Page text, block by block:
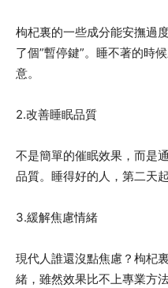
枸杞裏的一些成分能安撫過
了個”暫停鍵”。睡不著的時
意。
2.改善睡眠品質
不是簡單的催眠效果，而是
品質。睡得好的人，第二天
3.緩解焦慮情緒
現代人誰還沒點焦慮？枸杞
緒，雖然效果比不上專業方